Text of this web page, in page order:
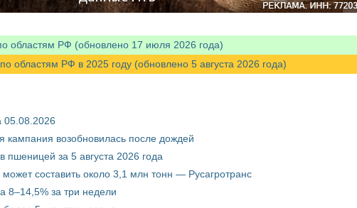
областям РФ (обновлено 17 июля 2026 года)
РФ в 2025 году (обновлено 5 августа 2026 года)
05.08.2026
кампания возобновилась после дождей
пшеницей за 5 августа 2026 года
составить около 3,1 млн тонн — Русагротранс
8–14,5% за три недели